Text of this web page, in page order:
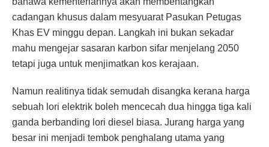
cadangan khusus dalam mesyuarat Pasukan Petugas
Khas EV minggu depan. Langkah ini bukan sekadar
mahu mengejar sasaran karbon sifar menjelang 2050
tetapi juga untuk menjimatkan kos kerajaan.
Namun realitinya tidak semudah disangka kerana harga
sebuah lori elektrik boleh mencecah dua hingga tiga kali
ganda berbanding lori diesel biasa. Jurang harga yang
besar ini menjadi tembok penghalang utama yang